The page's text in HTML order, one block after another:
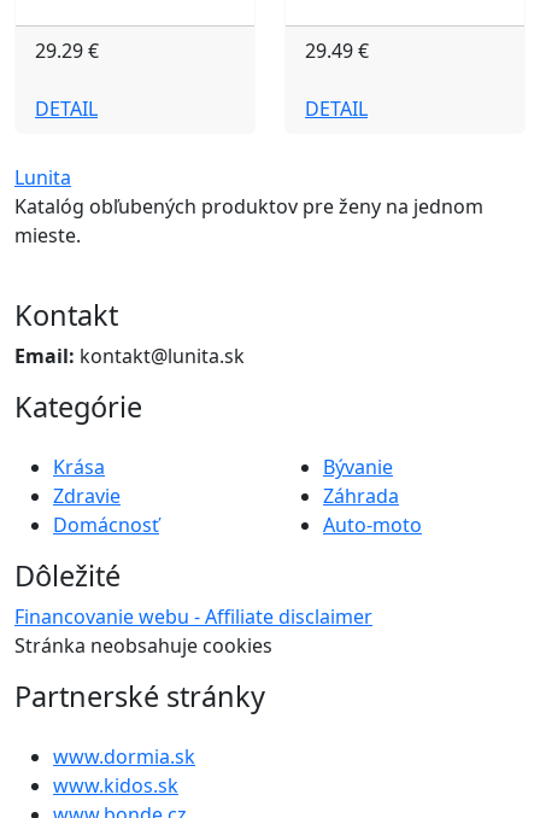
29.29 €
DETAIL
29.49 €
DETAIL
Lunita
Katalóg obľubených produktov pre ženy na jednom
mieste.
Kontakt
Email: kontakt@lunita.sk
Kategórie
Krása
Zdravie
Domácnosť
Bývanie
Záhrada
Auto-moto
Dôležité
Financovanie webu - Affiliate disclaimer
Stránka neobsahuje cookies
Partnerské stránky
www.dormia.sk
www.kidos.sk